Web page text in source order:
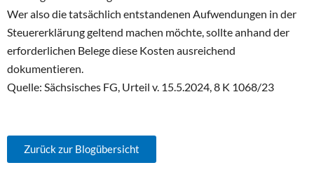
Wer also die tatsächlich entstandenen Aufwendungen in der
Steuererklärung geltend machen möchte, sollte anhand der
erforderlichen Belege diese Kosten ausreichend
dokumentieren.
Quelle: Sächsisches FG, Urteil v. 15.5.2024, 8 K 1068/23
Zurück zur Blogübersicht